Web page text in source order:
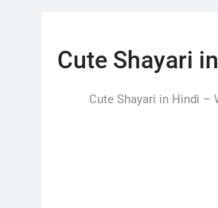
Cute Shayari in
Cute Shayari in Hindi –